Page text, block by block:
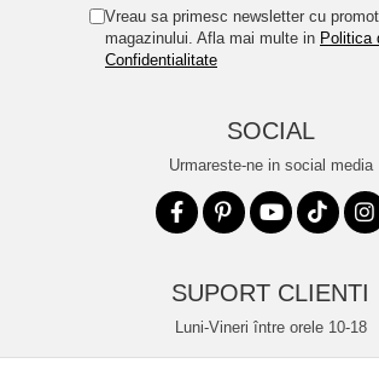
Vreau sa primesc newsletter cu
magazinului. Afla mai multe in Politica
Confidentialitate
SOCIAL
Urmareste-ne in social media
SUPORT CLIENTI
Luni-Vineri între orele 10-18